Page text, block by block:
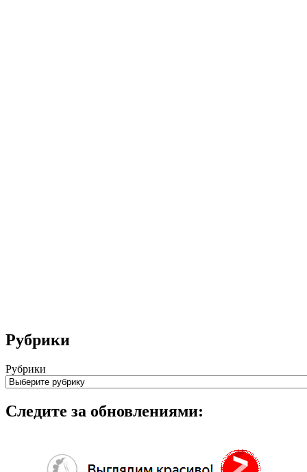
Рубрики
Рубрики
Следите за обновлениями: